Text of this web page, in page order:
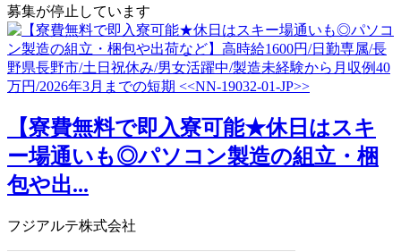
募集が停止しています
【寮費無料で即入寮可能★休日はスキ
ー場通いも◎パソコン製造の組立・梱
包や出...
フジアルテ株式会社